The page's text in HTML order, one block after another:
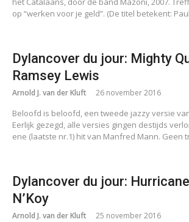
op “werken voor je geld”. (De titel betekent:
Dylancover du jour: Mighty
Ramsey Lewis
Arnold J. van der Kluft 26 november 2016
Beloofd is beloofd, een tweede jazzy versie
Eerlijk gezegd, alle versies gingen destijds
ene (laatste nr.1) hit van Manfred Mann. Geen
Dylancover du jour:
N’Koy
Arnold J. van der Kluft 25 november 2016